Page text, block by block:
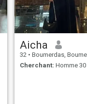
Aicha
32 • Boumerdas, Boumerdes,
Cherchant: Homme 30